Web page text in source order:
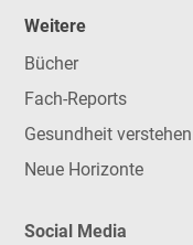
Weitere
Bücher
Fach-Reports
Gesundheit verstehen
Neue Horizonte
Social Media